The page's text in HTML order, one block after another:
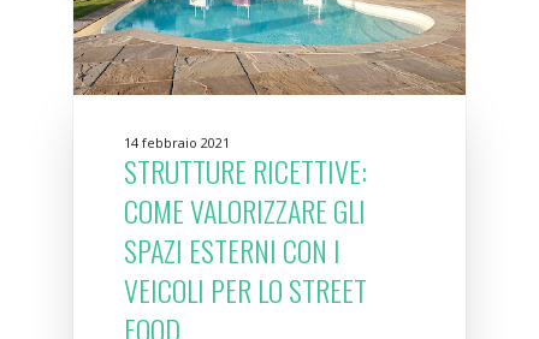
14 febbraio 2021
STRUTTURE RICETTIVE:
COME VALORIZZARE GLI
SPAZI ESTERNI CON I
VEICOLI PER LO STREET
FOOD